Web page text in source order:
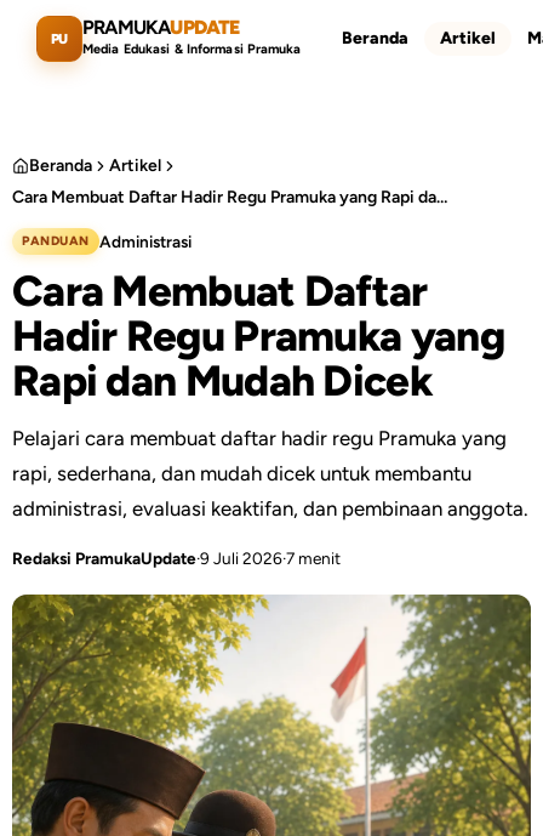
Lewati ke konten utama
PU PRAMUKAUPDATE
Media Edukasi & Informasi Pramuka
Beranda Artikel
Cari artikel
Beranda
Artikel
Cara Membuat Daftar Hadir Regu Pramuka yang Rapi dan Mudah Dicek
PANDUAN Administrasi
Cara Membuat Daftar
Hadir Regu Pramuka yang
Rapi dan Mudah Dicek
Pelajari cara membuat daftar hadir regu Pramuka yang
rapi, sederhana, dan mudah dicek untuk membantu
administrasi, evaluasi keaktifan, dan pembinaan anggota.
Redaksi PramukaUpdate·9 Juli 2026·7 menit